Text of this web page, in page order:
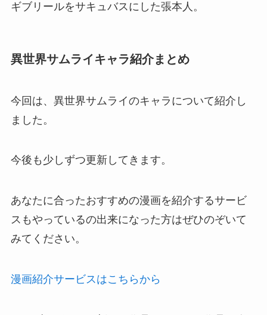
ギブリールをサキュバスにした張本人。
異世界サムライキャラ紹介まとめ
今回は、異世界サムライのキャラについて紹介し
ました。
今後も少しずつ更新してきます。
あなたに合ったおすすめの漫画を紹介するサービ
スもやっているの出来になった方はぜひのぞいて
みてください。
漫画紹介サービスはこちらから